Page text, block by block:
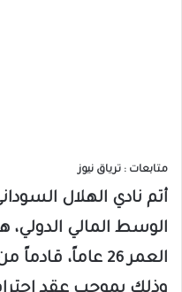
متابعات : ترياق نيوز
​أتم نادي الهلال
الوسط المالي الدولي،
العمر 26 عاماً،